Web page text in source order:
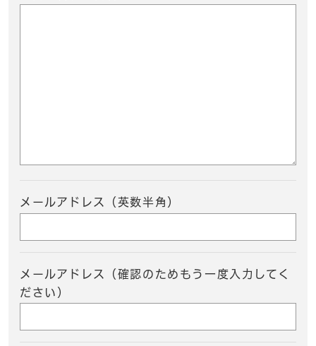
メールアドレス（英数半角）
メールアドレス（確認のためもう一度入力してく
ださい）